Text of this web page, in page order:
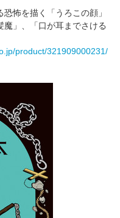
怖を描く「うろこの顔」
」、「口が耳までさける
product/321909000231/